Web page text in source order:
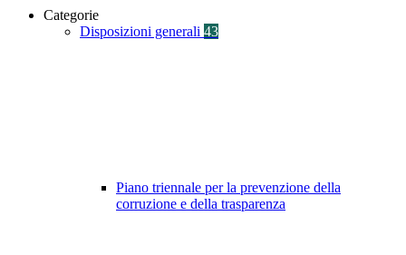
Categorie
Disposizioni generali 43
Piano triennale per la prevenzione della
corruzione e della trasparenza